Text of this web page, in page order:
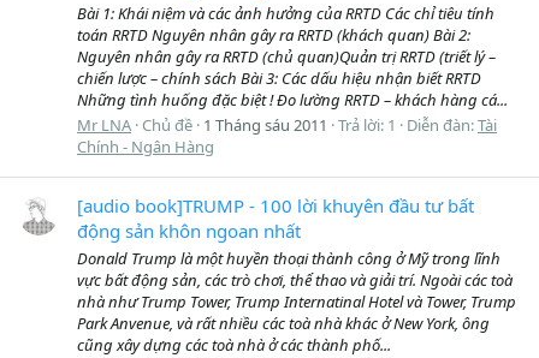
Bài 1: Khái niệm và các ảnh hưởng của RRTD Các chỉ tiêu tính
toán RRTD Nguyên nhân gây ra RRTD (khách quan) Bài 2:
Nguyên nhân gây ra RRTD (chủ quan)Quản trị RRTD (triết lý –
chiến lược – chính sách Bài 3: Các dấu hiệu nhận biết RRTD
Những tình huống đặc biệt ! Đo lường RRTD – khách hàng cá...
Mr LNA Chủ đề 1 Tháng sáu 2011 Trả lời: 1 Diễn đàn:Tài
Chính - Ngân Hàng
[audio book]TRUMP - 100 lời khuyên đầu tư bất
động sản khôn ngoan nhất
Donald Trump là một huyền thoại thành công ở Mỹ trong lĩnh
vực bất động sản, các trò chơi, thể thao và giải trí. Ngoài các toà
nhà như Trump Tower, Trump Internatinal Hotel và Tower, Trump
Park Anvenue, và rất nhiều các toà nhà khác ở New York, ông
cũng xây dựng các toà nhà ở các thành phố...